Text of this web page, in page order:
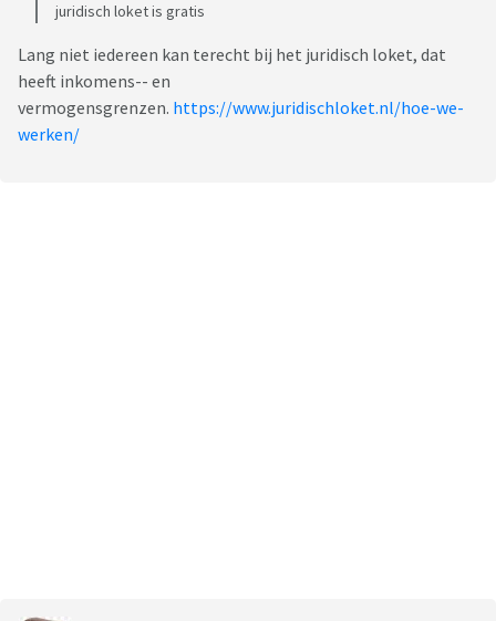
juridisch loket is gratis
Lang niet iedereen kan terecht bij het juridisch loket, dat
heeft inkomens-- en
vermogensgrenzen. https://www.juridischloket.nl/hoe-we-
werken/